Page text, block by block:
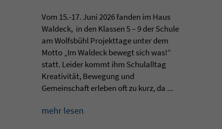
Vom 15.-17. Juni 2026 fanden im Haus
Waldeck, in den Klassen 5 – 9 der Schule
am Wolfsbühl Projekttage unter dem
Motto „Im Waldeck bewegt sich was!“
statt. Leider kommt ihm Schulalltag
Kreativität, Bewegung und
Gemeinschaft erleben oft zu kurz, da ...
mehr lesen